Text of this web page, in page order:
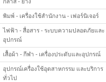
กลาส - ยาง
พิมพ์ - เครื่องใช้สำนักงาน - เฟอร์นิเจอร์
ไฟฟ้า - สื่อสาร - ระบบความปลอดภัยและ
อุปกรณ์
เสื้อผ้า - กีฬา - เครื่องประดับและอุปกรณ์
อุปกรณ์เครื่องใช้อุตสาหกรรม และบริการ
ทั่วไป